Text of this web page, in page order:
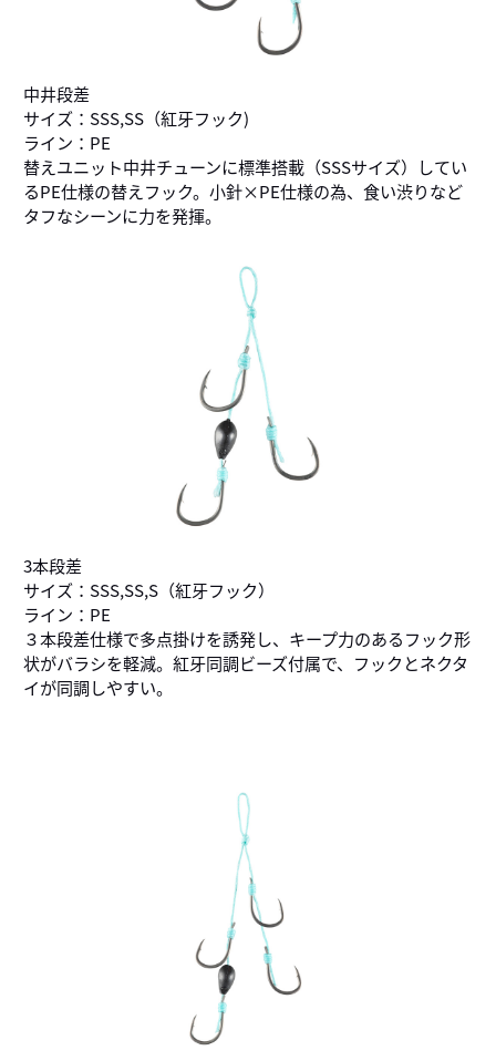
中井段差
サイズ：SSS,SS（紅牙フック)
ライン：PE
替えユニット中井チューンに標準搭載（SSSサイズ）してい
るPE仕様の替えフック。小針×PE仕様の為、食い渋りなど
タフなシーンに力を発揮。
3本段差
サイズ：SSS,SS,S（紅牙フック）
ライン：PE
３本段差仕様で多点掛けを誘発し、キープ力のあるフック形
状がバラシを軽減。紅牙同調ビーズ付属で、フックとネクタ
イが同調しやすい。